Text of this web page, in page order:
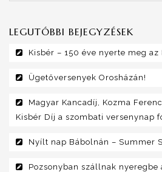
LEGUTÓBBI BEJEGYZÉSEK
Kisbér – 150 éve nyerte meg
Ügetőversenyek Orosházán!
Magyar Kancadíj, Kozma
Kisbér Díj a szombati versenynap
Nyílt nap Bábolnán – Summer
Pozsonyban szállnak nyeregbe